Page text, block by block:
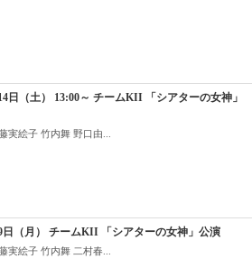
日（土） 13:00～ チームKII 「シアターの女神」
実絵子 竹内舞 野口由...
日（月） チームKII 「シアターの女神」公演
実絵子 竹内舞 二村春...